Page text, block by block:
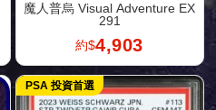
魔人普烏 Visual Adventure EX
291
約$4,903
PSA 投資首選